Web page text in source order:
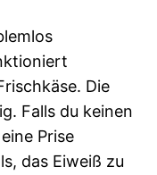
Die
Falls du keinen
Prise
das Eiweiß zu